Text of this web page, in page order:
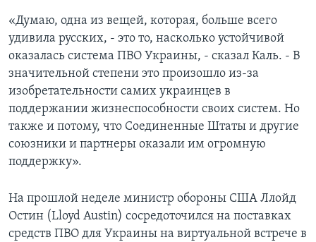
«Думаю, одна из вещей, которая, больше всего
удивила русских, - это то, насколько устойчивой
оказалась система ПВО Украины, - сказал Каль. - В
значительной степени это произошло из-за
изобретательности самих украинцев в
поддержании жизнеспособности своих систем. Но
также и потому, что Соединенные Штаты и другие
союзники и партнеры оказали им огромную
поддержку».
На прошлой неделе министр обороны США Ллойд
Остин (Lloyd Austin) сосредоточился на поставках
средств ПВО для Украины на виртуальной встрече в